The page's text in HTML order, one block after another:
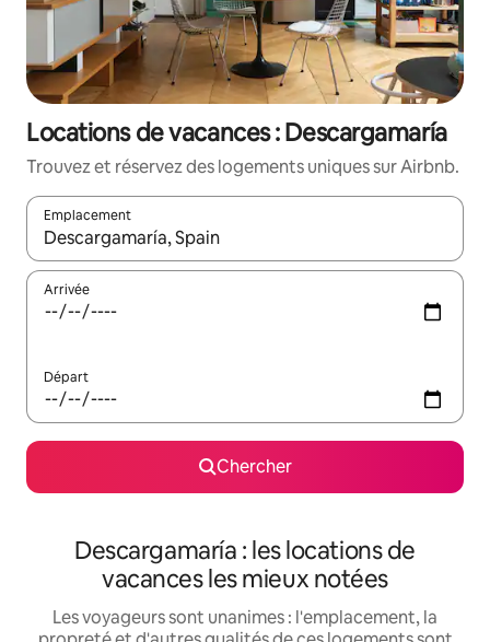
Locations de vacances : Descargamaría
Trouvez et réservez des logements uniques sur Airbnb.
Emplacement
Quand les résultats sont affichés, parcourez-les en utilisant
Arrivée
Départ
Chercher
Descargamaría : les locations de
vacances les mieux notées
Les voyageurs sont unanimes : l'emplacement, la